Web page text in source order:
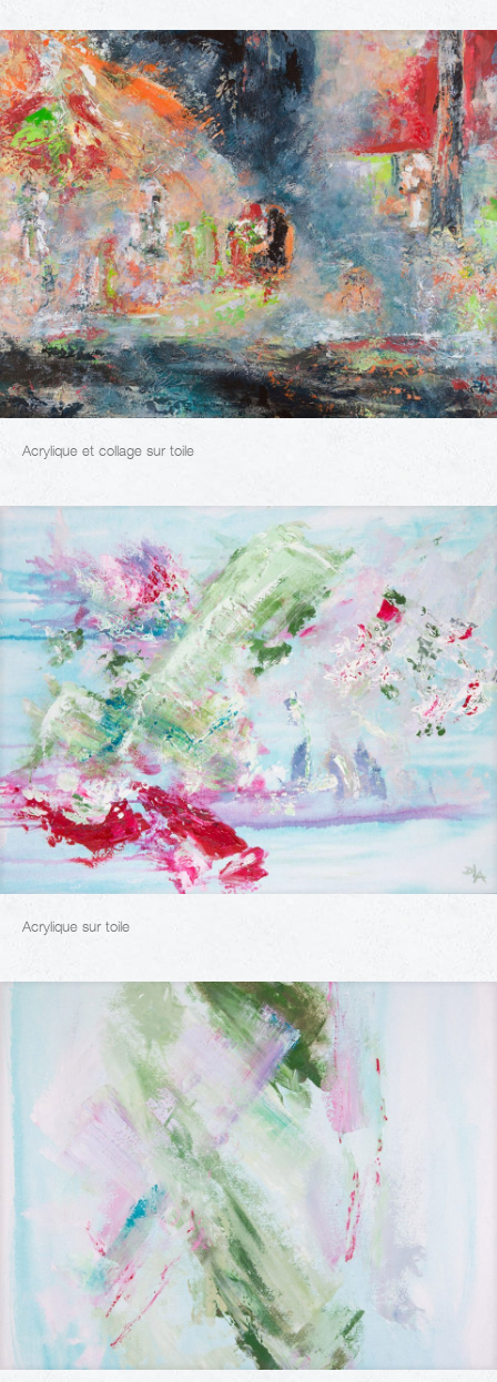
Acrylique et collage sur toile
Acrylique sur toile